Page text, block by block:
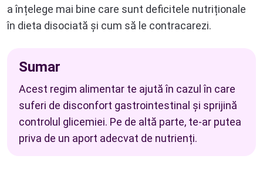
a înțelege mai bine care sunt deficitele nutriționale
în dieta disociată și cum să le contracarezi.
Sumar
Acest regim alimentar te ajută în cazul în care
suferi de disconfort gastrointestinal și sprijină
controlul glicemiei. Pe de altă parte, te-ar putea
priva de un aport adecvat de nutrienți.